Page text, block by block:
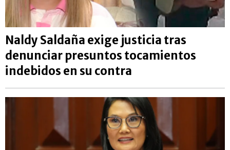
Naldy Saldaña exige justicia tras
denunciar presuntos tocamientos
indebidos en su contra